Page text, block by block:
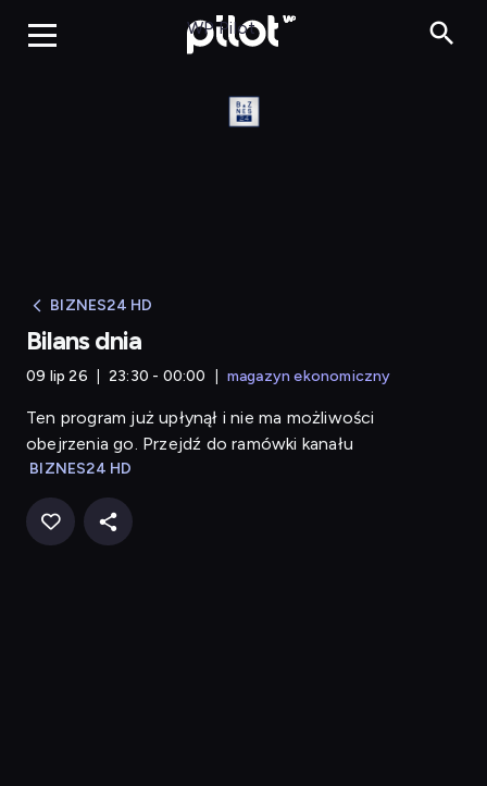
Bilans dnia
WP Pilot
BIZNES24 HD
Bilans dnia
09 lip 26 23:30 - 00:00 magazyn ekonomiczny
Ten program już upłynął i nie ma możliwości
obejrzenia go. Przejdź do ramówki kanału
BIZNES24 HD